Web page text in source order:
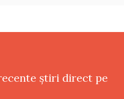
știri direct pe